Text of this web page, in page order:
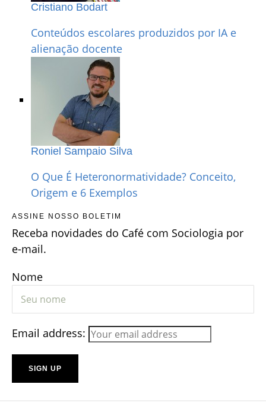
Cristiano Bodart
Conteúdos escolares produzidos por IA e
alienação docente
Roniel Sampaio Silva
O Que É Heteronormatividade? Conceito,
Origem e 6 Exemplos
ASSINE NOSSO BOLETIM
Receba novidades do Café com Sociologia por
e-mail.
Nome
Email address: